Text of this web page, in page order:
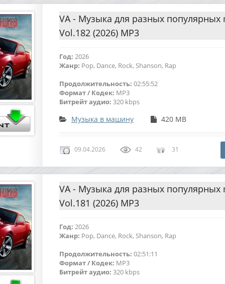
VA - Музыка для разных популярных
Vol.182 (2026) MP3
Год: 2026
Жанр: Pop, Dance, Rock, Shanson, Rap
Продолжительность: 02:55:52
Формат / Кодек: MP3
Битрейт аудио: 320 kbps
Музыка в машину 420 MB
09.04.2026 42 31
VA - Музыка для разных популярных
Vol.181 (2026) MP3
Год: 2026
Жанр: Pop, Dance, Rock, Shanson, Rap
Продолжительность: 02:51:11
Формат / Кодек: MP3
Битрейт аудио: 320 kbps